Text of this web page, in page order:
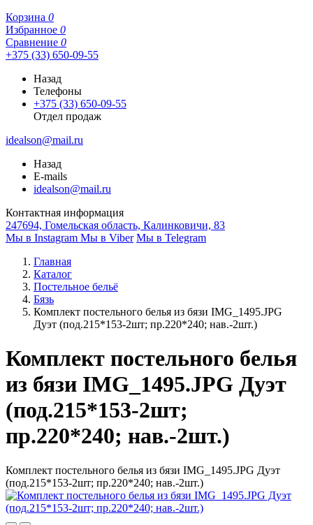
Корзина 0
Избранное 0
Сравнение 0
+375 (33) 650-09-55
Назад
Телефоны
+375 (33) 650-09-55
Отдел продаж
idealson@mail.ru
Назад
E-mails
idealson@mail.ru
Контактная информация
247694, Гомельская область, Калинковичи, 83
Мы в Instagram Мы в Viber Мы в Telegram
Главная
Каталог
Постельное бельё
Бязь
Комплект постельного белья из бязи IMG_1495.JPG
Дуэт (под.215*153-2шт; пр.220*240; нав.-2шт.)
Комплект постельного белья
из бязи IMG_1495.JPG Дуэт
(под.215*153-2шт;
пр.220*240; нав.-2шт.)
Комплект постельного белья из бязи IMG_1495.JPG Дуэт
(под.215*153-2шт; пр.220*240; нав.-2шт.)